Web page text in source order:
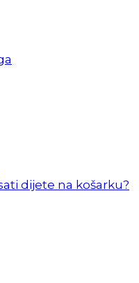
dijete na košarku?